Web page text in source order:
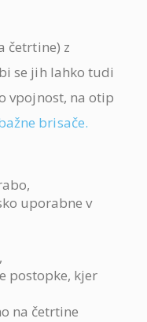
četrtine) z
se jih lahko tudi
vpojnost, na otip
brisače.
uporabne v
postopke, kjer
na četrtine